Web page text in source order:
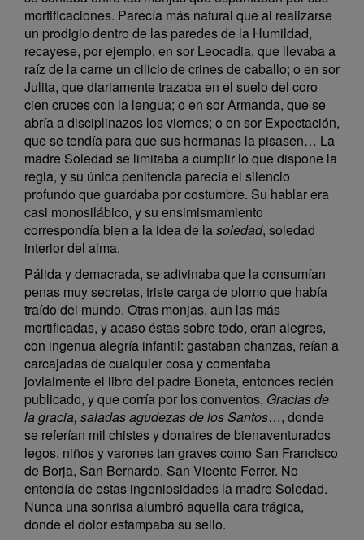
mortificaciones. Parecía más natural que al realizarse
un prodigio dentro de las paredes de la Humildad,
recayese, por ejemplo, en sor Leocadia, que llevaba a
raíz de la carne un cilicio de crines de caballo; o en sor
Julita, que diariamente trazaba en el suelo del coro
cien cruces con la lengua; o en sor Armanda, que se
abría a disciplinazos los viernes; o en sor Expectación,
que se tendía para que sus hermanas la pisasen… La
madre Soledad se limitaba a cumplir lo que dispone la
regla, y su única penitencia parecía el silencio
profundo que guardaba por costumbre. Su hablar era
casi monosilábico, y su ensimismamiento
correspondía bien a la idea de lasoledad, soledad
interior del alma.
Pálida y demacrada, se adivinaba que la consumían
penas muy secretas, triste carga de plomo que había
traído del mundo. Otras monjas, aun las más
mortificadas, y acaso éstas sobre todo, eran alegres,
con ingenua alegría infantil: gastaban chanzas, reían a
carcajadas de cualquier cosa y comentaba
jovialmente el libro del padre Boneta, entonces recién
publicado, y que corría por los conventos, Gracias de
la gracia, saladas agudezas de los Santos…, donde
se referían mil chistes y donaires de bienaventurados
legos, niños y varones tan graves como San Francisco
de Borja, San Bernardo, San Vicente Ferrer. No
entendía de estas ingeniosidades la madre Soledad.
Nunca una sonrisa alumbró aquella cara trágica,
donde el dolor estampaba su sello.